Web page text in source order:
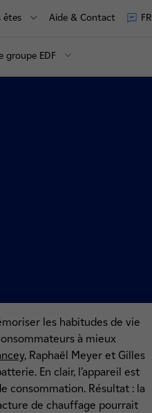
êtes Aide & Contact FR
groupe EDF
les habitudes de vie
à mieux
, Raphaël Meyer et Gilles
En clair, l’appareil est
consommation. Résultat : la
de chauffage pourrait